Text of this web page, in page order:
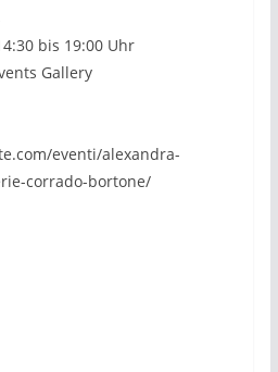
bis 19:00 Uhr
Gallery
eventi/alexandra-
corrado-bortone/